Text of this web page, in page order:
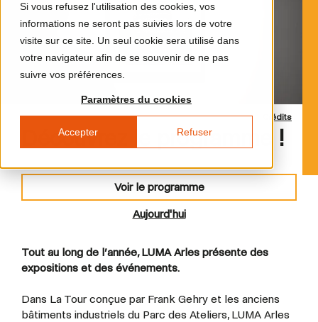
Si vous refusez l'utilisation des cookies, vos
informations ne seront pas suivies lors de votre
visite sur ce site. Un seul cookie sera utilisé dans
votre navigateur afin de se souvenir de ne pas
suivre vos préférences.
Paramètres du cookies
Accepter Refuser
Crédits
Découvrez le programme !
Tout au long de l’année, LUMA Arles présente des
expositions et des événements.
Dans La Tour conçue par Frank Gehry et les anciens
bâtiments industriels du Parc des Ateliers, LUMA Arles
Voir le programme
Aujourd'hui